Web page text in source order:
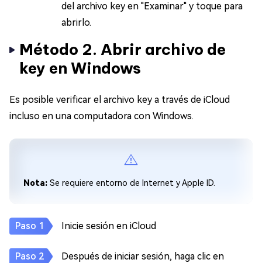
del archivo key en "Examinar" y toque para
abrirlo.
Método 2. Abrir archivo de
key en Windows
Es posible verificar el archivo key a través de iCloud
incluso en una computadora con Windows.
Nota: Se requiere entorno de Internet y Apple ID.
Inicie sesión en iCloud
Después de iniciar sesión, haga clic en